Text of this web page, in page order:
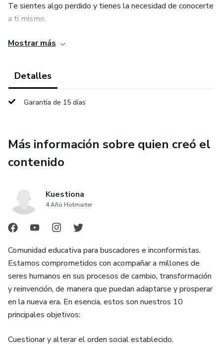
Te sientes algo perdido y tienes la necesidad de conocerte
a ti mismo.
Te apetece regalarte tiempo de calidad para reflexionar
Quieres saber cómo mejorar tu forma de relacionarte con
Estás motivado con tomar las riendas de tu vida para
reinventarte.
deseas profundizar.
trabajarte tú primero.
Te dedicas a la psicoterapia y deseas recibir formación
complementaria.
Quieres desarrollarte para liderar de forma consciente a
otras personas.
Mostrar más
Detalles
Garantía de 15 días
Más información sobre quien creó el
contenido
Kuestiona
4 Año Hotmarter
Comunidad educativa para buscadores e inconformistas.
Estamos comprometidos con acompañar a millones de
seres humanos en sus procesos de cambio, transformación
y reinvención, de manera que puedan adaptarse y prosperar
en la nueva era. En esencia, estos son nuestros 10
principales objetivos:
Cuestionar y alterar el orden social establecido.